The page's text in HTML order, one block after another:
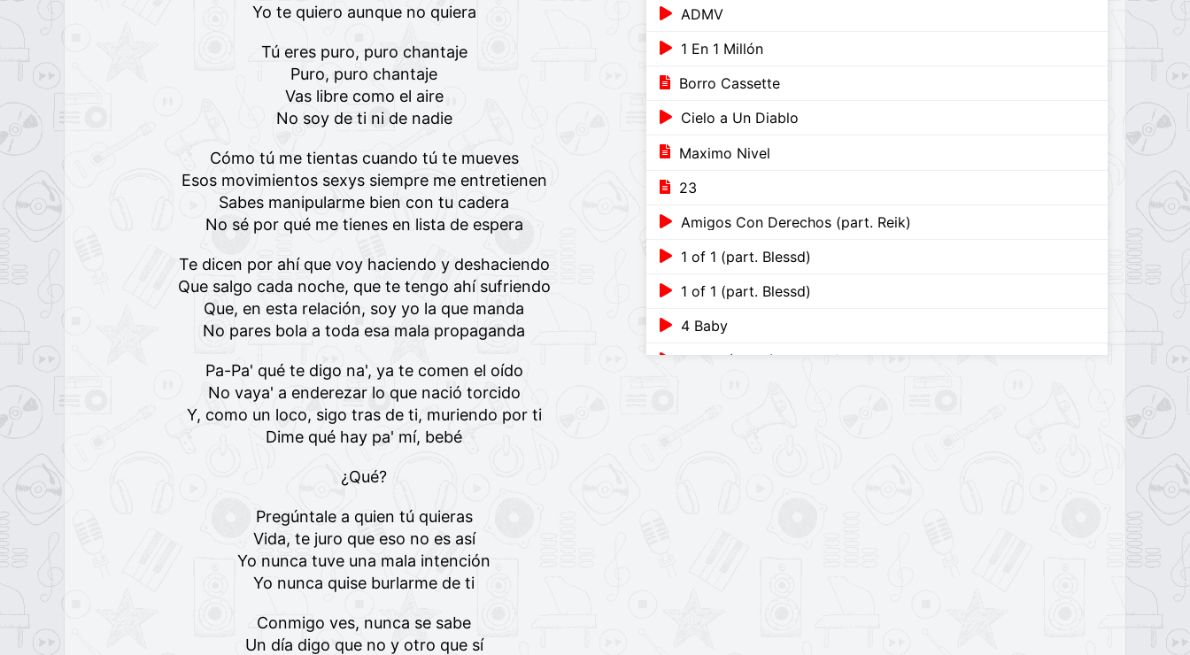
Yo te quiero aunque no quiera
Tú eres puro, puro chantaje
Puro, puro chantaje
Vas libre como el aire
No soy de ti ni de nadie
Cómo tú me tientas cuando tú te mueves
Esos movimientos sexys siempre me entretienen
Sabes manipularme bien con tu cadera
No sé por qué me tienes en lista de espera
Te dicen por ahí que voy haciendo y deshaciendo
Que salgo cada noche, que te tengo ahí sufriendo
Que, en esta relación, soy yo la que manda
No pares bola a toda esa mala propaganda
Pa-Pa' qué te digo na', ya te comen el oído
No vaya' a enderezar lo que nació torcido
Y, como un loco, sigo tras de ti, muriendo por ti
Dime qué hay pa' mí, bebé
¿Qué?
Pregúntale a quien tú quieras
Vida, te juro que eso no es así
Yo nunca tuve una mala intención
Yo nunca quise burlarme de ti
Conmigo ves, nunca se sabe
Un día digo que no y otro que sí
ADMV
1 En 1 Millón
Borro Cassette
Cielo a Un Diablo
Maximo Nivel
23
Amigos Con Derechos (part. Reik)
1 of 1 (part. Blessd)
1 of 1 (part. Blessd)
4 Baby
ADMV (Versión Urbana)